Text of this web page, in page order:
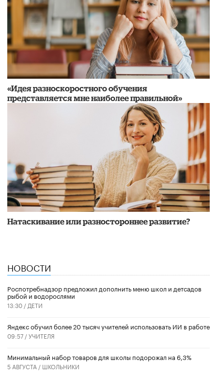
«Идея разноскоростного обучения
представляется мне наиболее правильной»
​Натаскивание или разностороннее развитие?
НОВОСТИ
Роспотребнадзор предложил дополнить меню школ и детсадов
рыбой и водорослями
13:30 / ДЕТИ
​Яндекс обучил более 20 тысяч учителей использовать ИИ в работе
09:57 /УЧИТЕЛЯ
Минимальный набор товаров для школы подорожал на 6,3%
5 АВГУСТА / ШКОЛЬНИКИ